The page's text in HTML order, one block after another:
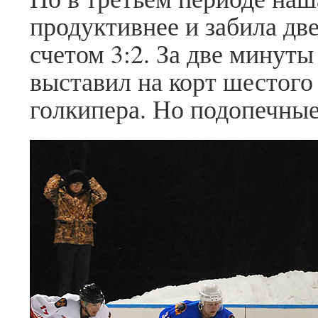
продуктивнее и забила
счетом 3:2. За две
выставил на корт
голкипера. Но